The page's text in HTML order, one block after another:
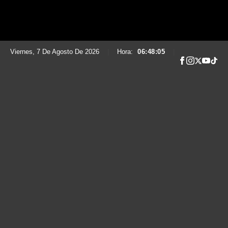
Viernes, 7 De Agosto De 2026 Hora: 06:48:06